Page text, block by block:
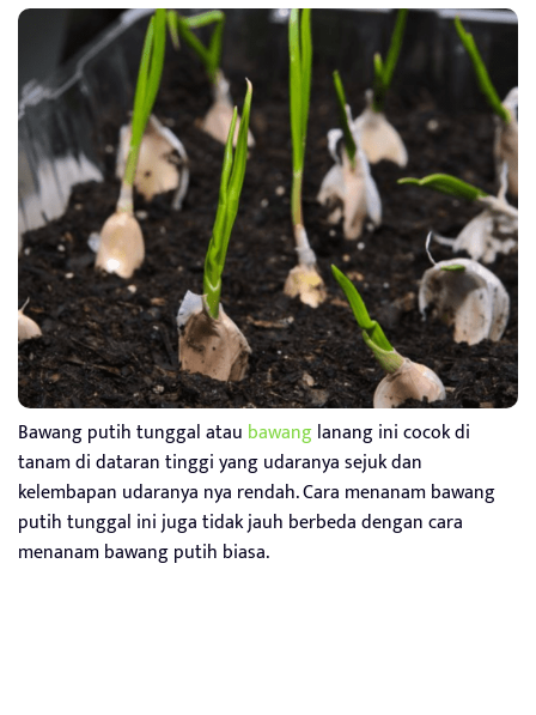
Bawang putih tunggal atau bawanglanang ini cocok di
tanam di dataran tinggi yang udaranya sejuk dan
kelembapan udaranya nya rendah. Cara menanam bawang
putih tunggal ini juga tidak jauh berbeda dengan cara
menanam bawang putih biasa.